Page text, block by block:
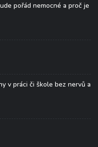
pořád nemocné a proč je
v práci či škole bez nervů a